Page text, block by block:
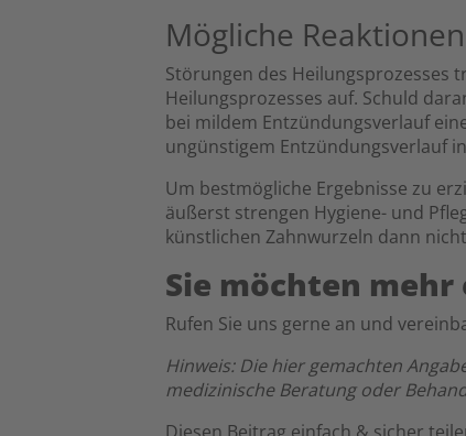
Mögliche
Störungen des Heilungsprozesses
Heilungsprozesses auf. Schuld
bei mildem Entzündungsverlauf
ungünstigem Entzündungsverlauf
Um bestmögliche Ergebnisse zu
äußerst strengen Hygiene- und
künstlichen Zahnwurzeln dann
Sie möchten
Rufen Sie uns gerne an und
Hinweis: Die hier gemachten
medizinische Beratung oder